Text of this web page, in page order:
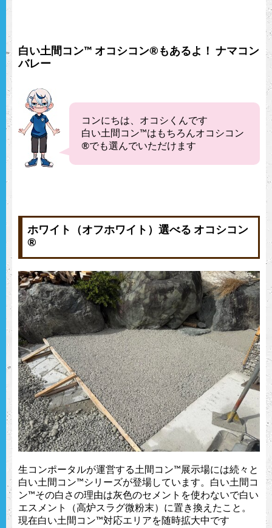
白い土間コン™︎ オコシコン®︎もあるよ！ ナマコン
バレー
コンにちは、オコシくんです
白い土間コン™︎はもちろんオコシコン
®︎でも選んでいただけます
ホワイト（オフホワイト）選べる オコシコン
®︎
生コンポータルが運営する土間コン™︎展示場には続々と
白い土間コン™︎シリーズが登場しています。白い土間コ
ン™︎その白さの理由は灰色のセメントを使わないで白い
エスメント（高炉スラグ微粉末）に置き換えたこと。
現在白い土間コン™︎対応エリアを随時拡大中です